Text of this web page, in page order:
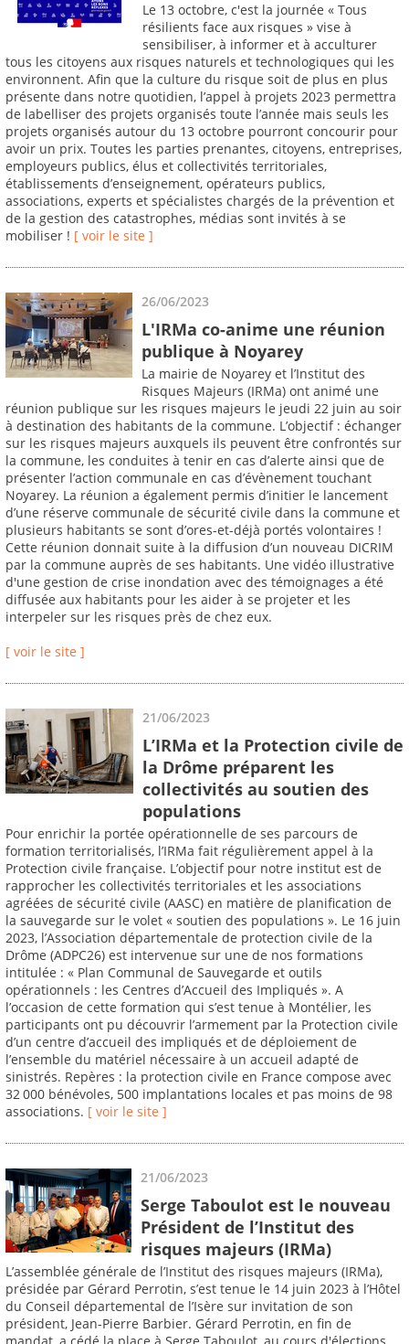
Le 13 octobre, c'est la journée « Tous
résilients face aux risques » vise à
sensibiliser, à informer et à acculturer
tous les citoyens aux risques naturels et technologiques qui les
environnent. Afin que la culture du risque soit de plus en plus
présente dans notre quotidien, l’appel à projets 2023 permettra
de labelliser des projets organisés toute l’année mais seuls les
projets organisés autour du 13 octobre pourront concourir pour
avoir un prix. Toutes les parties prenantes, citoyens, entreprises,
employeurs publics, élus et collectivités territoriales,
établissements d’enseignement, opérateurs publics,
associations, experts et spécialistes chargés de la prévention et
de la gestion des catastrophes, médias sont invités à se
mobiliser ! [ voir le site ]
26/06/2023
L'IRMa co-anime une réunion
publique à Noyarey
La mairie de Noyarey et l’Institut des
Risques Majeurs (IRMa) ont animé une
réunion publique sur les risques majeurs le jeudi 22 juin au soir
à destination des habitants de la commune. L’objectif : échanger
sur les risques majeurs auxquels ils peuvent être confrontés sur
la commune, les conduites à tenir en cas d’alerte ainsi que de
présenter l’action communale en cas d’évènement touchant
Noyarey. La réunion a également permis d’initier le lancement
d’une réserve communale de sécurité civile dans la commune et
plusieurs habitants se sont d’ores-et-déjà portés volontaires !
Cette réunion donnait suite à la diffusion d’un nouveau DICRIM
par la commune auprès de ses habitants. Une vidéo illustrative
d'une gestion de crise inondation avec des témoignages a été
diffusée aux habitants pour les aider à se projeter et les
interpeler sur les risques près de chez eux.
[ voir le site ]
21/06/2023
L’IRMa et la Protection civile de
la Drôme préparent les
collectivités au soutien des
populations
Pour enrichir la portée opérationnelle de ses parcours de
formation territorialisés, l’IRMa fait régulièrement appel à la
Protection civile française. L’objectif pour notre institut est de
rapprocher les collectivités territoriales et les associations
agréées de sécurité civile (AASC) en matière de planification de
la sauvegarde sur le volet « soutien des populations ». Le 16 juin
2023, l’Association départementale de protection civile de la
Drôme (ADPC26) est intervenue sur une de nos formations
intitulée : « Plan Communal de Sauvegarde et outils
opérationnels : les Centres d’Accueil des Impliqués ». A
l’occasion de cette formation qui s’est tenue à Montélier, les
participants ont pu découvrir l’armement par la Protection civile
d’un centre d’accueil des impliqués et de déploiement de
l’ensemble du matériel nécessaire à un accueil adapté de
sinistrés. Repères : la protection civile en France compose avec
32 000 bénévoles, 500 implantations locales et pas moins de 98
associations. [ voir le site ]
21/06/2023
Serge Taboulot est le nouveau
Président de l’Institut des
risques majeurs (IRMa)
L’assemblée générale de l’Institut des risques majeurs (IRMa),
présidée par Gérard Perrotin, s’est tenue le 14 juin 2023 à l’Hôtel
du Conseil départemental de l’Isère sur invitation de son
président, Jean-Pierre Barbier. Gérard Perrotin, en fin de